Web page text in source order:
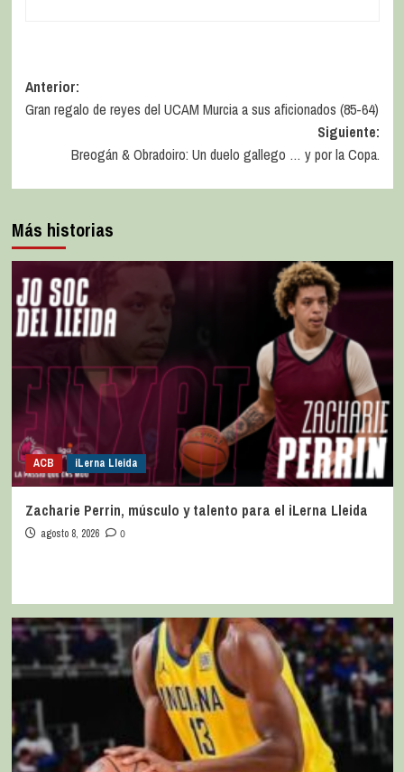
Anterior:
Gran regalo de reyes del UCAM Murcia a sus aficionados (85-64)
Siguiente:
Breogán & Obradoiro: Un duelo gallego … y por la Copa.
Más historias
ACB iLerna Lleida
Zacharie Perrin, músculo y talento para el iLerna Lleida
agosto 8, 2026 0